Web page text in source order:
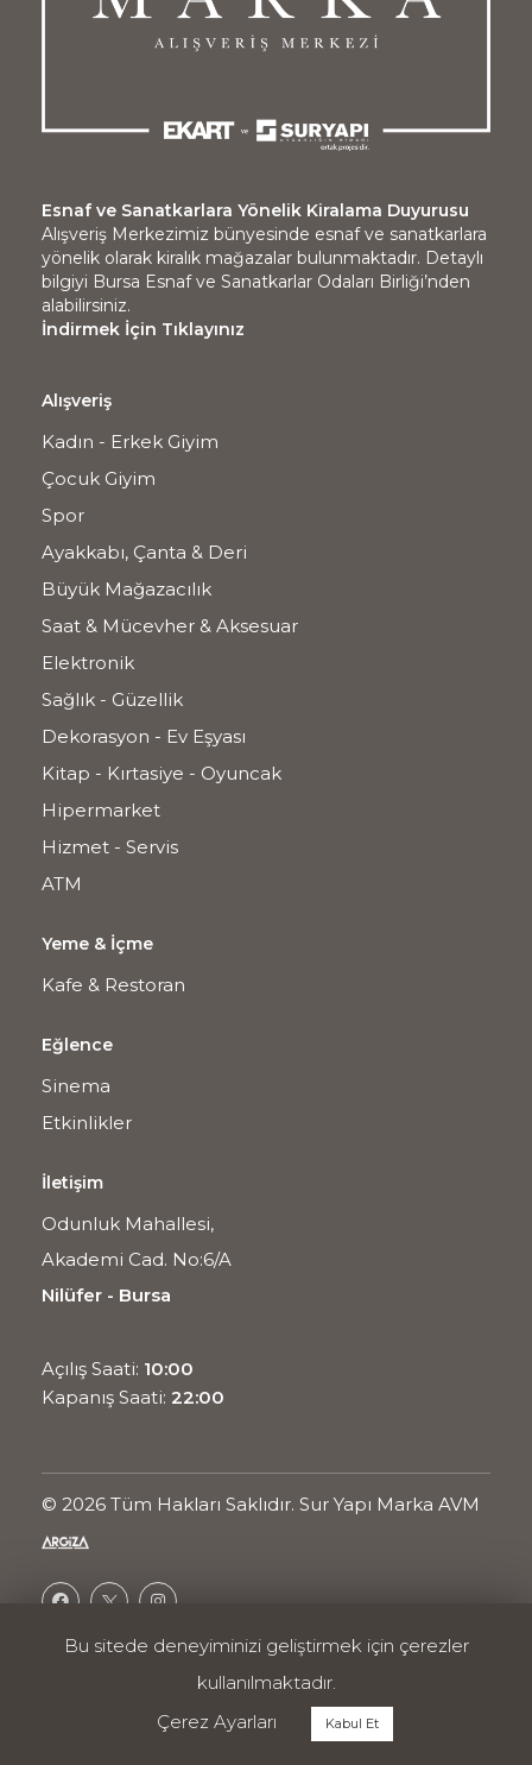
Esnaf ve Sanatkarlara Yönelik Kiralama Duyurusu
Alışveriş Merkezimiz bünyesinde esnaf ve sanatkarlara
yönelik olarak kiralık mağazalar bulunmaktadır. Detaylı
bilgiyi Bursa Esnaf ve Sanatkarlar Odaları Birliği’nden
alabilirsiniz.
İndirmek İçin Tıklayınız
Alışveriş
Kadın - Erkek Giyim
Çocuk Giyim
Spor
Ayakkabı, Çanta & Deri
Büyük Mağazacılık
Saat & Mücevher & Aksesuar
Elektronik
Sağlık - Güzellik
Dekorasyon - Ev Eşyası
Kitap - Kırtasiye - Oyuncak
Hipermarket
Hizmet - Servis
ATM
Yeme & İçme
Kafe & Restoran
Eğlence
Sinema
Etkinlikler
İletişim
Odunluk Mahallesi,
Akademi Cad. No:6/A
Nilüfer - Bursa
Açılış Saati: 10:00
Kapanış Saati: 22:00
© 2026 Tüm Hakları Saklıdır. Sur Yapı Marka AVM
Kullanım Koşulları
Bu sitede deneyiminizi geliştirmek için çerezler
kullanılmaktadır.
Çerez Ayarları
Kabul Et